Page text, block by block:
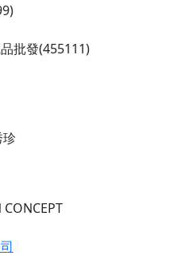
批發(455111)